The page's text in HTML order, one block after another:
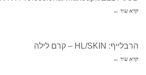
קרא עוד ←
הרבלייף: HL/SKIN – קרם לילה
קרא עוד ←